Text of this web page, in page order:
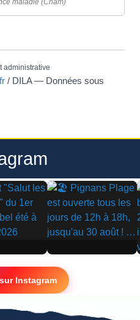
administrative
/ DILA — Données sous
▶
Instagram